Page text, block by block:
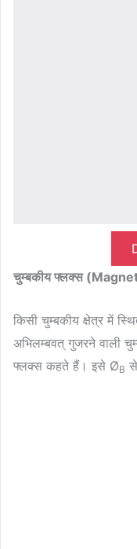
चुम्बकीय फ्लक्स
किसी चुम्बकीय क्षेत्र में
अभिलम्बवत् गुजरने वाली
फ्लक्स कहते हैं। इसे ØB